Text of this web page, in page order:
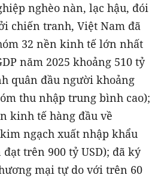
nghèo nàn, lạc hậu, đói
chiến tranh, Việt Nam đã
32 nền kinh tế lớn nhất
năm 2025 khoảng 510 tỷ
quân đầu người khoảng
thu nhập trung bình cao);
kinh tế hàng đầu về
ngạch xuất nhập khẩu
trên 900 tỷ USD); đã ký
mại tự do với trên 60